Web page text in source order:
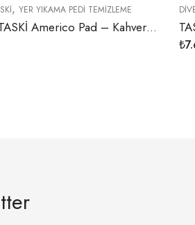
, YER YIKAMA PEDI TEMIZLEME
5959659 TASKİ Americo Pad – Kahverengi 11″ / 28 cm – Kahverengi – Agresif Sıyırma Yer Yıkama Pedi 28 cm/Kahverengi (5 adet/koli)
₺